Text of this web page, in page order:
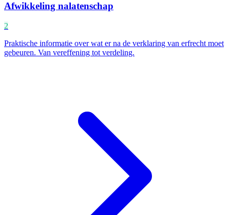
Afwikkeling nalatenschap
2
Praktische informatie over wat er na de verklaring van erfrecht moet
gebeuren. Van vereffening tot verdeling.